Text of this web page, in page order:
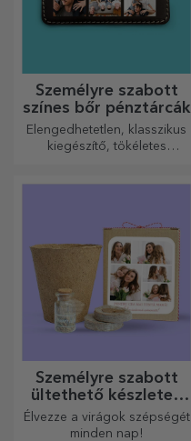
Személyre szabott
színes bőr pénztárcák
Elengedhetetlen, klasszikus
kiegészítő, tökéletes
Személyre szabott
ültethető készletek
ajándékba
Élvezze a virágok szépségét
minden nap!